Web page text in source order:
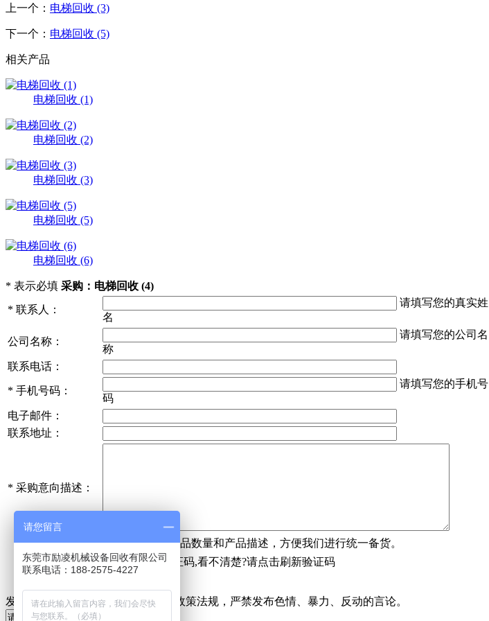
上一个： 电梯回收 (3)
下一个： 电梯回收 (5)
相关产品
电梯回收 (1)
电梯回收 (2)
电梯回收 (3)
电梯回收 (5)
电梯回收 (6)
* 表示必填 采购：电梯回收 (4)
* 联系人：
请填写您的真实姓
名
公司名称：
请填写您的公司名
称
联系电话：
* 手机号码：
请填写您的手机号
码
电子邮件：
联系地址：
* 采购意向描述：
请填写采购的产品数量和产品描述，方便我们进行统一备货。
验证码：
发表评论 请自觉遵守互联网相关的政策法规，严禁发布色情、暴力、反动的言论。
请您留言
东莞市励凌机械设备回收有限公司
联系电话：188-2575-4227